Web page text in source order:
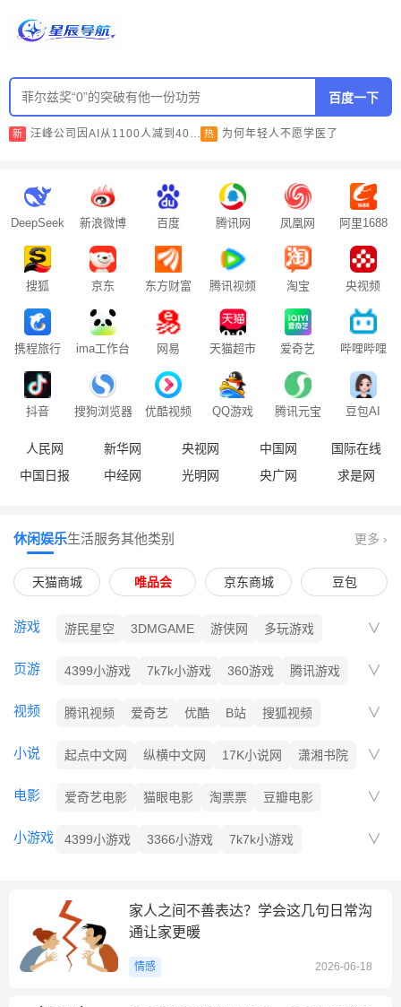
百度一下
新 汪峰公司因AI从1100人减到400人 热 为何年轻人不愿学医了
DeepSeek 新浪微博 百度 腾讯网 凤凰网 阿里1688
搜狐 京东 东方财富 腾讯视频 淘宝 央视频
携程旅行 ima工作台 网易 天猫超市 爱奇艺 哔哩哔哩
抖音 搜狗浏览器 优酷视频 QQ游戏 腾讯元宝 豆包AI
人民网 新华网 央视网 中国网
国际在线
中国日报
中经网 光明网 央广网 求是网
休闲娱乐生活服务其他类别 更多 ›
天猫商城 唯品会 京东商城 豆包
游戏 游民星空 3DMGAME 游侠网
多玩游戏
页游 4399小游戏 7k7k小游戏 360游戏
腾讯游戏
视频 腾讯视频 爱奇艺 优酷 B站
搜狐视频
小说 起点中文网 纵横中文网 17K小说网
潇湘书院
电影 爱奇艺电影 猫眼电影 淘票票
豆瓣电影
小游戏 4399小游戏 3366小游戏
7k7k小游戏
家人之间不善表达？学会这几句日常沟
通让家更暖
情感 2026-06-18